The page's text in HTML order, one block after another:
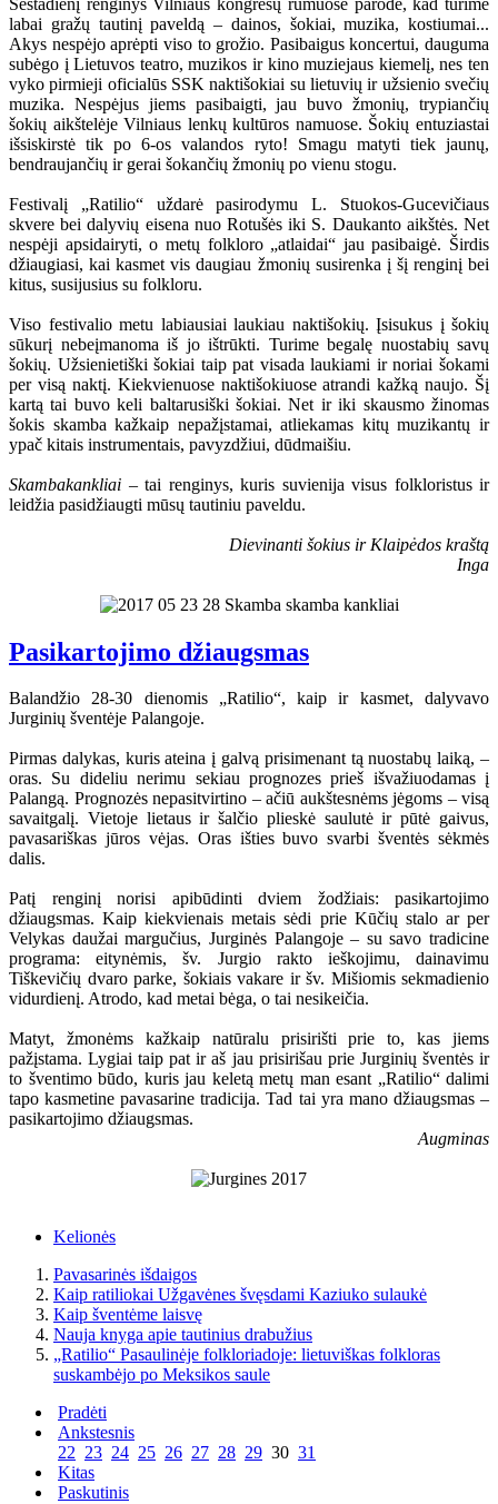
labai gražų tautinį paveldą – dainos, šokiai, muzika, kostiumai...
Akys nespėjo aprėpti viso to grožio. Pasibaigus koncertui, dauguma
subėgo į Lietuvos teatro, muzikos ir kino muziejaus kiemelį, nes ten
vyko pirmieji oficialūs SSK naktišokiai su lietuvių ir užsienio svečių
muzika. Nespėjus jiems pasibaigti, jau buvo žmonių, trypiančių
šokių aikštelėje Vilniaus lenkų kultūros namuose. Šokių entuziastai
išsiskirstė tik po 6-os valandos ryto! Smagu matyti tiek jaunų,
bendraujančių ir gerai šokančių žmonių po vienu stogu.
Festivalį „Ratilio“ uždarė pasirodymu L. Stuokos-Gucevičiaus
skvere bei dalyvių eisena nuo Rotušės iki S. Daukanto aikštės. Net
nespėji apsidairyti, o metų folkloro „atlaidai“ jau pasibaigė. Širdis
džiaugiasi, kai kasmet vis daugiau žmonių susirenka į šį renginį bei
kitus, susijusius su folkloru.
Viso festivalio metu labiausiai laukiau naktišokių. Įsisukus į šokių
sūkurį nebeįmanoma iš jo ištrūkti. Turime begalę nuostabių savų
šokių. Užsienietiški šokiai taip pat visada laukiami ir noriai šokami
per visą naktį. Kiekvienuose naktišokiuose atrandi kažką naujo. Šį
kartą tai buvo keli baltarusiški šokiai. Net ir iki skausmo žinomas
šokis skamba kažkaip nepažįstamai, atliekamas kitų muzikantų ir
ypač kitais instrumentais, pavyzdžiui, dūdmaišiu.
Skambakankliai – tai renginys, kuris suvienija visus folkloristus ir
leidžia pasidžiaugti mūsų tautiniu paveldu.
Dievinanti šokius ir Klaipėdos kraštą
Inga
Pasikartojimo džiaugsmas
Balandžio 28-30 dienomis „Ratilio“, kaip ir kasmet, dalyvavo
Jurginių šventėje Palangoje.
Pirmas dalykas, kuris ateina į galvą prisimenant tą nuostabų laiką, –
oras. Su dideliu nerimu sekiau prognozes prieš išvažiuodamas į
Palangą. Prognozės nepasitvirtino – ačiū aukštesnėms jėgoms – visą
savaitgalį. Vietoje lietaus ir šalčio plieskė saulutė ir pūtė gaivus,
pavasariškas jūros vėjas. Oras išties buvo svarbi šventės sėkmės
dalis.
Patį renginį norisi apibūdinti dviem žodžiais: pasikartojimo
džiaugsmas. Kaip kiekvienais metais sėdi prie Kūčių stalo ar per
Velykas daužai margučius, Jurginės Palangoje – su savo tradicine
programa: eitynėmis, šv. Jurgio rakto ieškojimu, dainavimu
Tiškevičių dvaro parke, šokiais vakare ir šv. Mišiomis sekmadienio
vidurdienį. Atrodo, kad metai bėga, o tai nesikeičia.
Matyt, žmonėms kažkaip natūralu prisirišti prie to, kas jiems
pažįstama. Lygiai taip pat ir aš jau prisirišau prie Jurginių šventės ir
to šventimo būdo, kuris jau keletą metų man esant „Ratilio“ dalimi
tapo kasmetine pavasarine tradicija. Tad tai yra mano džiaugsmas –
pasikartojimo džiaugsmas.
Augminas
Kelionės
Pavasarinės išdaigos
Kaip ratiliokai Užgavėnes švęsdami Kaziuko sulaukė
Kaip šventėme laisvę
Nauja knyga apie tautinius drabužius
„Ratilio“ Pasaulinėje folkloriadoje: lietuviškas folkloras
suskambėjo po Meksikos saule
Pradėti
Ankstesnis
22 23 24 25 26 27 28 29 30 31
Kitas
Paskutinis